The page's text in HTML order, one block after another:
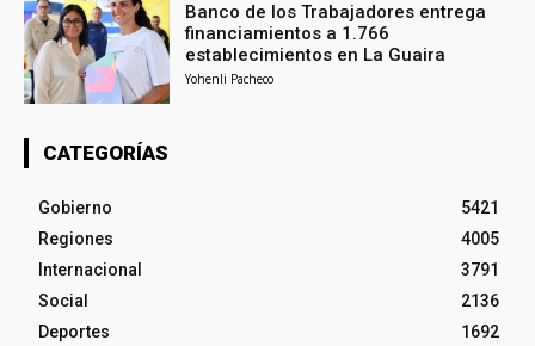
Banco de los Trabajadores entrega
financiamientos a 1.766
establecimientos en La Guaira
Yohenli Pacheco
CATEGORÍAS
Gobierno
5421
Regiones
4005
Internacional
3791
Social
2136
Deportes
1692